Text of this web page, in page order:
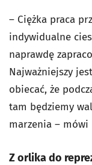
– Ciężka praca
indywidualne
naprawdę
Najważniejszy
obiecać, że
tam będziemy
marzenia – mówi
Z orlika do